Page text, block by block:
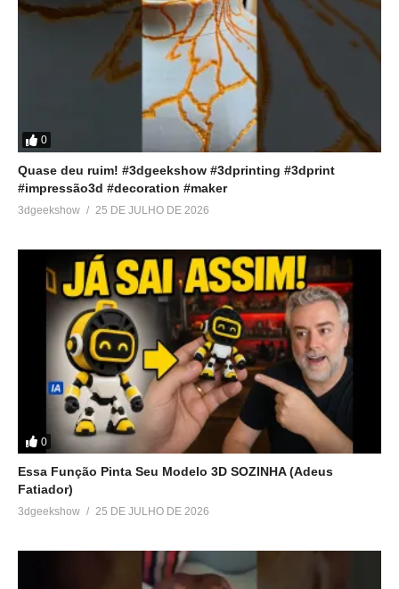
0
Quase deu ruim! #3dgeekshow #3dprinting #3dprint
#impressão3d #decoration #maker
3dgeekshow 25 DE JULHO DE 2026
0
Essa Função Pinta Seu Modelo 3D SOZINHA (Adeus
Fatiador)
3dgeekshow 25 DE JULHO DE 2026